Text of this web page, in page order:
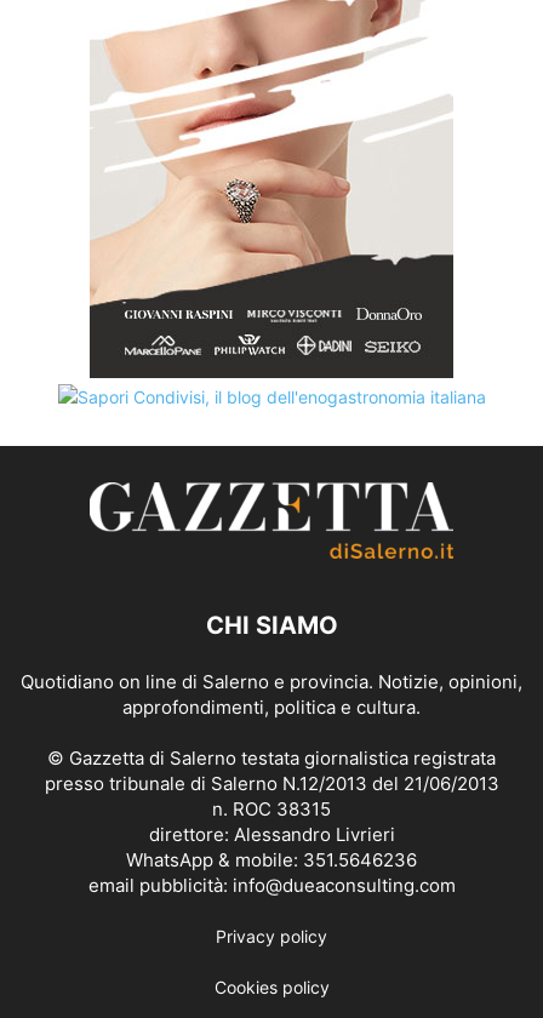
CHI SIAMO
Quotidiano on line di Salerno e provincia. Notizie, opinioni,
approfondimenti, politica e cultura.
© Gazzetta di Salerno testata giornalistica registrata
presso tribunale di Salerno N.12/2013 del 21/06/2013
n. ROC 38315
direttore: Alessandro Livrieri
WhatsApp & mobile: 351.5646236
email pubblicità: info@dueaconsulting.com
Privacy policy
Cookies policy